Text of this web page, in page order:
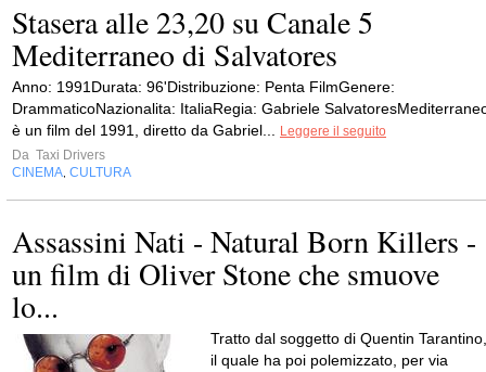
Stasera alle 23,20 su Canale 5
Mediterraneo di Salvatores
Anno: 1991Durata: 96'Distribuzione: Penta FilmGenere:
DrammaticoNazionalita: ItaliaRegia: Gabriele
è un film del 1991, diretto da Gabriel...
Leggere il seguito
Da Taxi Drivers
CINEMA CULTURA
Assassini Nati - Natural Born Killers -
un film di Oliver Stone che smuove
lo...
Tratto dal soggetto di Quentin Tarantino,
il quale ha poi polemizzato, per via